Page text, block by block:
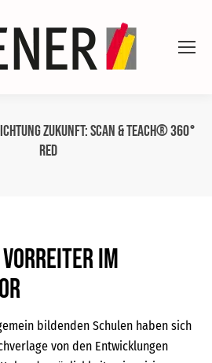
Zukunft: SCAN & TEACH® 360°
RED
im
bildenden Schulen haben sich
von den Entwicklungen